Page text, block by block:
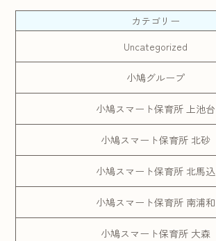
カテゴリー
Uncategorized
小鳩グループ
小鳩スマート保育所 上池台
小鳩スマート保育所 北砂
小鳩スマート保育所 北馬込
小鳩スマート保育所 南浦和
小鳩スマート保育所 大森